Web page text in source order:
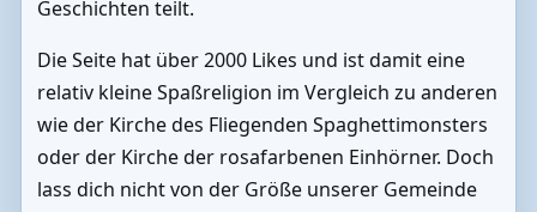
Geschichten teilt.
Die Seite hat über 2000 Likes und ist damit eine
relativ kleine Spaßreligion im Vergleich zu anderen
wie der Kirche des Fliegenden Spaghettimonsters
oder der Kirche der rosafarbenen Einhörner. Doch
lass dich nicht von der Größe unserer Gemeinde